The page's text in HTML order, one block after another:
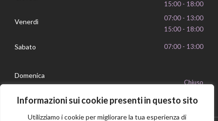
Informazioni sui cookie presenti in questo sito
Utilizziamo i cookie per migliorare la tua esperienza di
15:00 - 18:00
Venerdì
07:00 - 13:00
15:00 - 18:00
Sabato 07:00 - 13:00
Domenica
Chiuso